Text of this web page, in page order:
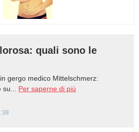
quali sono le
gergo medico Mittelschmerz:
Per saperne di più